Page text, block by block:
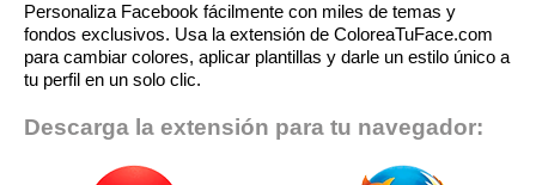
Personaliza Facebook fácilmente con miles de temas y
fondos exclusivos. Usa la extensión de ColoreaTuFace.com
para cambiar colores, aplicar plantillas y darle un estilo único a
tu perfil en un solo clic.
Descarga la extensión para tu navegador: